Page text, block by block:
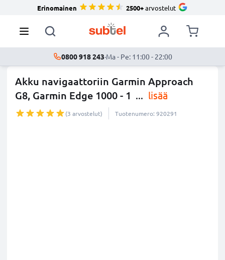
Erinomainen 2500+arvostelut
0800 918 243·Ma - Pe: 11:00 - 22:00
Akku navigaattoriin Garmin Approach
G8, Garmin Edge 1000 - 1 ... lisää
(3 arvostelut) Tuotenumero: 920291